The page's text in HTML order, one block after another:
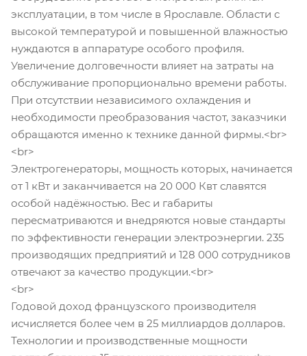
эксплуатации, в том числе в Ярославле. Области с
высокой температурой и повышенной влажностью
нуждаются в аппаратуре особого профиля.
Увеличение долговечности влияет на затраты на
обслуживание пропорционально времени работы.
При отсутствии независимого охлаждения и
необходимости преобразования частот, заказчики
обращаются именно к технике данной фирмы.<br>
<br>
Электрогенераторы, мощность которых, начинается
от 1 кВт и заканчивается на 20 000 Квт славятся
особой надёжностью. Вес и габариты
пересматриваются и внедряются новые стандарты
по эффективности генерации электроэнергии. 235
производящих предприятий и 128 000 сотрудников
отвечают за качество продукции.<br>
<br>
Годовой доход французского производителя
исчисляется более чем в 25 миллиардов долларов.
Технологии и производственные мощности